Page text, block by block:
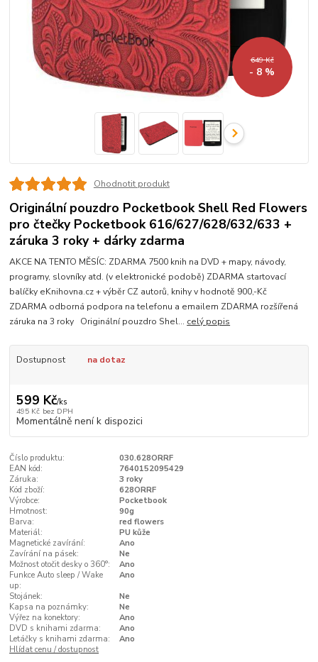
649 Kč
- 8 %
Ohodnotit produkt
Originální pouzdro Pocketbook Shell Red Flowers
pro čtečky Pocketbook 616/627/628/632/633 +
záruka 3 roky + dárky zdarma
AKCE NA TENTO MĚSÍC: ZDARMA 7500 knih na DVD + mapy, návody,
programy, slovníky atd. (v elektronické podobě) ZDARMA startovací
balíčky eKnihovna.cz + výběr CZ autorů, knihy v hodnotě 900,-Kč
ZDARMA odborná podpora na telefonu a emailem ZDARMA rozšířená
záruka na 3 roky Originální pouzdro Shel... celý popis
Dostupnost na dotaz
599 Kč/ks
495 Kč bez DPH
Momentálně není k dispozici
Číslo produktu:
030.628ORRF
EAN kód:
7640152095429
Záruka:
3 roky
Kód zboží:
628ORRF
Výrobce:
Pocketbook
Hmotnost:
90g
Barva:
red flowers
Materiál:
PU kůže
Magnetické zavírání:
Ano
Zavírání na pásek:
Ne
Možnost otočit desky o 360°:
Ano
Funkce Auto sleep / Wake
up:
Ano
Stojánek:
Ne
Kapsa na poznámky:
Ne
Výřez na konektory:
Ano
DVD s knihami zdarma:
Ano
Letáčky s knihami zdarma:
Ano
Hlídat cenu / dostupnost